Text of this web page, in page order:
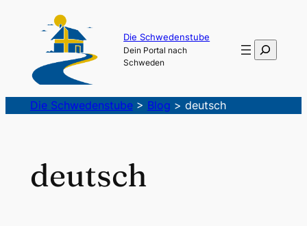
Die Schwedenstube
Dein Portal nach
Schweden
Suchen
Die Schwedenstube> Blog > deutsch
deutsch